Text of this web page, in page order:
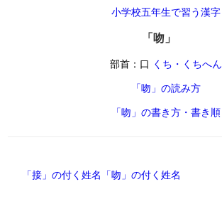
小学校五年生で習う漢字
「吻」
部首：口 くち・くちへん
「吻」の読み方
「吻」の書き方・書き順
「接」の付く姓名 「吻」の付く姓名